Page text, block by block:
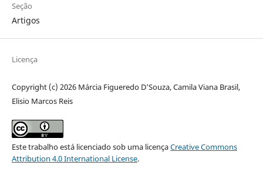
Seção
Artigos
Licença
Copyright (c) 2026 Márcia Figueredo D'Souza, Camila Viana Brasil,
Elisio Marcos Reis
Este trabalho está licenciado sob uma licençaCreative Commons
Attribution 4.0 International License.